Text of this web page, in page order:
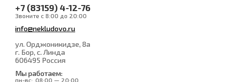
+7 (83159) 4-12-76
Звоните с 8:00 до 20:00
info@nekludovo.ru
ул. Орджоникидзе, 8а
г. Бор, с. Линда
606495 Россия
Мы работаем:
пн-вс: 08:00 — 20:00